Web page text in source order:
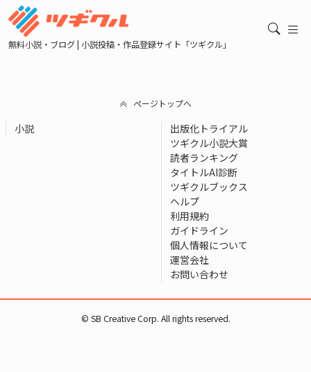
無料小説・ブログ | 小説投稿・作品登録サイト「ツギクル」
ページトップへ
小説
出版化トライアル
ツギクル小説大賞
読者ランキング
タイトルAI診断
ツギクルブックス
ヘルプ
利用規約
ガイドライン
個人情報について
運営会社
お問い合わせ
© SB Creative Corp. All rights reserved.